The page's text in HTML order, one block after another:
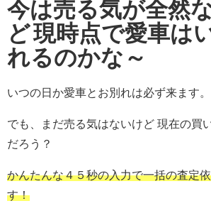
今は売る気が全然
ど現時点で愛車は
れるのかな～
いつの日か愛車とお別れは必ず来ます。
でも、まだ売る気はないけど 現在の買
だろう？
かんたんな４５秒の入力で一括の査定
す！